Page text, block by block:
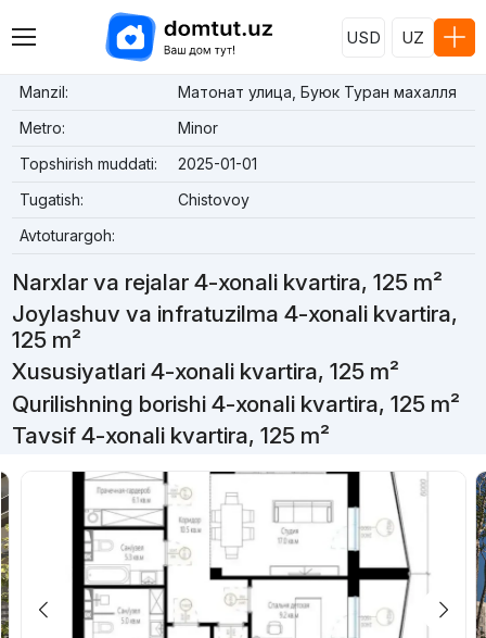
USD UZ
Manzil:
Матонат улица, Буюк Туран махалля
Metro:
Minor
Topshirish muddati:
2025-01-01
Tugatish:
Chistovoy
Avtoturargoh:
Narxlar va rejalar 4-xonali kvartira, 125 m²
Joylashuv va infratuzilma 4-xonali kvartira,
125 m²
Xususiyatlari 4-xonali kvartira, 125 m²
Qurilishning borishi 4-xonali kvartira, 125 m²
Tavsif 4-xonali kvartira, 125 m²